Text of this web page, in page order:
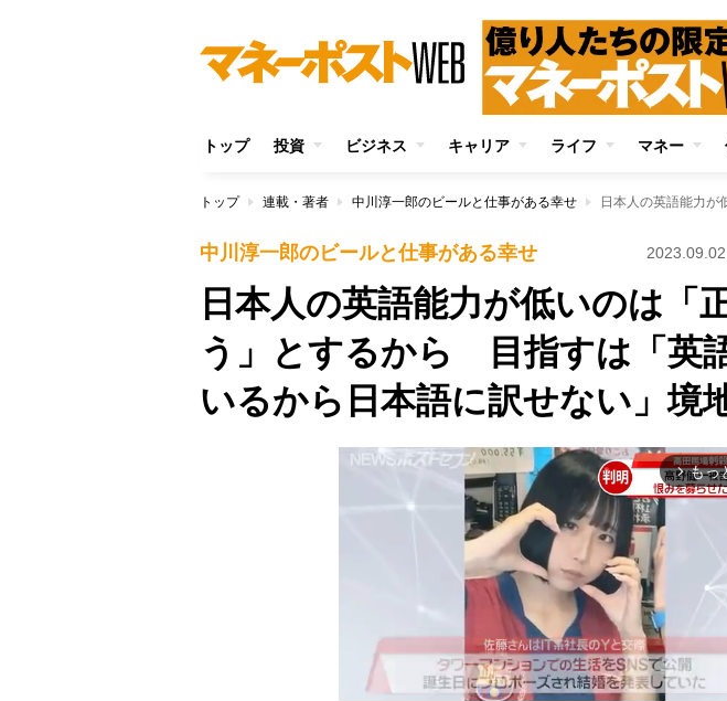
トップ 投資 ビジネス キャリア ライフ マネー
トップ 連載・著者 中川淳一郎のビールと仕事がある幸せ
中川淳一郎のビールと仕事がある幸せ
日本人の英語能力が低いのは「
う」とするから 目指すは「英
いるから日本語に訳せない」境
arrow_forward_ios もっ